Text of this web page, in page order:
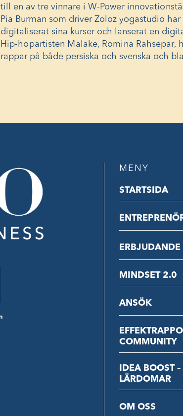
till en av tre vinnare i W-Power
Pia Burman som driver Zoloz yogastudio
digitaliserat sina kurser och lanserat en
Hip-hopartisten Malake, Romina
rappar på både persiska och svenska och
MENY
STARTSIDA
ERBJUDANDE
MINDSET 2.0
ANSÖK
COMMUNITY
IDEA BOOST
LÄRDOMAR
OM OSS